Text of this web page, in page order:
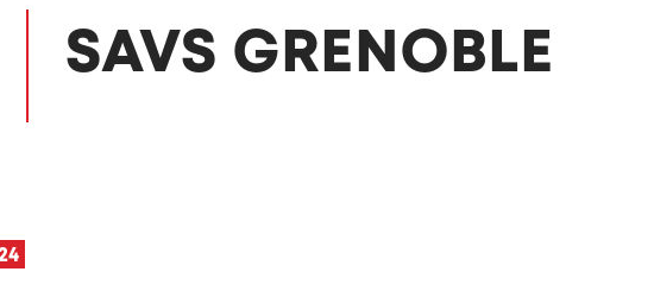
SAVS GRENOBLE